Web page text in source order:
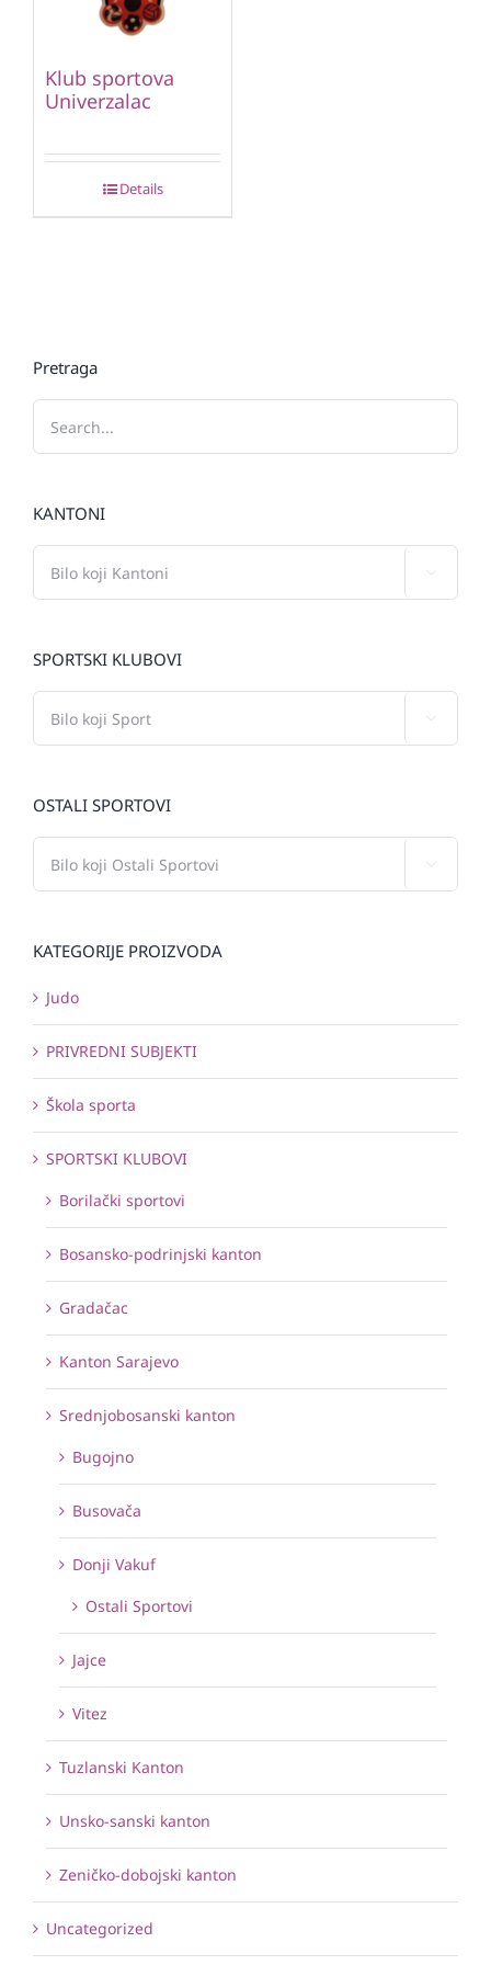
Klub sportova
Univerzalac
Details
Pretraga
KANTONI
SPORTSKI KLUBOVI
OSTALI SPORTOVI
KATEGORIJE PROIZVODA
Judo
PRIVREDNI SUBJEKTI
Škola sporta
SPORTSKI KLUBOVI
Borilački sportovi
Bosansko-podrinjski kanton
Gradačac
Kanton Sarajevo
Srednjobosanski kanton
Bugojno
Busovača
Donji Vakuf
Ostali Sportovi
Jajce
Vitez
Tuzlanski Kanton
Unsko-sanski kanton
Zeničko-dobojski kanton
Uncategorized